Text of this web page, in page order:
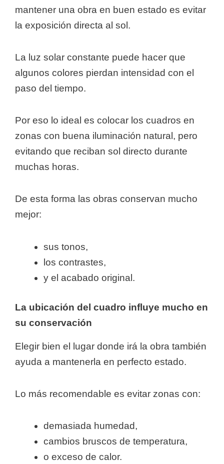
mantener una obra en buen estado es evitar
la exposición directa al sol.
La luz solar constante puede hacer que
algunos colores pierdan intensidad con el
paso del tiempo.
Por eso lo ideal es colocar los cuadros en
zonas con buena iluminación natural, pero
evitando que reciban sol directo durante
muchas horas.
De esta forma las obras conservan mucho
mejor:
sus tonos,
los contrastes,
y el acabado original.
La ubicación del cuadro influye mucho en
su conservación
Elegir bien el lugar donde irá la obra también
ayuda a mantenerla en perfecto estado.
Lo más recomendable es evitar zonas con:
demasiada humedad,
cambios bruscos de temperatura,
o exceso de calor.